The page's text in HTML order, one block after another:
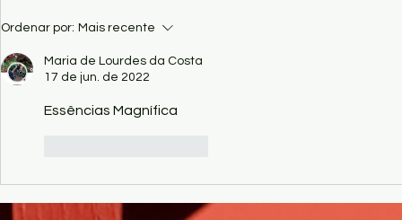
Ordenar por: Mais recente
Maria de Lourdes da Costa
17 de jun. de 2022
Essências Magnífica